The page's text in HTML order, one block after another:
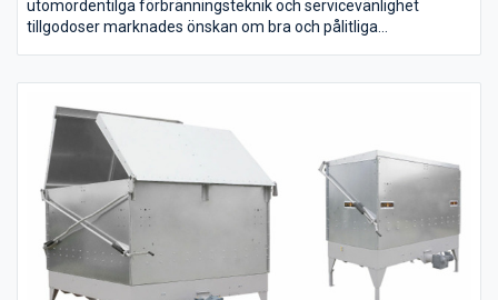
utomordentilga förbränningsteknik och servicevänlighet
tillgodoser marknades önskan om bra och pålitliga
fliseldningssystem. Eldningsförloppet är övervakat av ett
fotomotstånd (fotocell) för att säkerställa ett bra
tändningsförfarande och ett säkert driftläge. Eldningssystemet
med flisbrännare och flisförråd kan utrustas med flera av
varandra oberoende säkerhetslösningar. Säkerhetslösningarna
utgörs av termobrytare på skruvrör, termisk vattenventil med
trycksatt vattenbehållare, fallschakt mellan skruvtransportörer
samt tätslutande lock på flisförråd. Säkerhetslösningarna på
eldningssystemet har fått gott omdöme av försäkringsbolag.